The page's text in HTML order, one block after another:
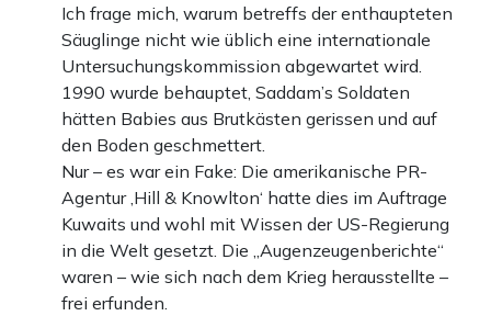
Ich frage mich, warum betreffs der enthaupteten
Säuglinge nicht wie üblich eine internationale
Untersuchungskommission abgewartet wird.
1990 wurde behauptet, Saddam’s Soldaten
hätten Babies aus Brutkästen gerissen und auf
den Boden geschmettert.
Nur – es war ein Fake: Die amerikanische PR-
Agentur ‚Hill & Knowlton‘ hatte dies im Auftrage
Kuwaits und wohl mit Wissen der US-Regierung
in die Welt gesetzt. Die „Augenzeugenberichte“
waren – wie sich nach dem Krieg herausstellte –
frei erfunden.